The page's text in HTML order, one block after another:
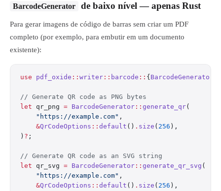
BarcodeGenerator de baixo nível — apenas Rust
Para gerar imagens de código de barras sem criar um PDF
completo (por exemplo, para embutir em um documento
existente):
use pdf_oxide :: writer :: barcode :: { BarcodeGenerator
// Generate QR code as PNG bytes
let qr_png = BarcodeGenerator :: generate_qr(
    "https://example.com"
,
    &
QrCodeOptions :: default () . size ( 256 ),
) ? ;
// Generate QR code as an SVG string
let qr_svg = BarcodeGenerator :: generate_qr_svg (
    "https://example.com"
,
    &
QrCodeOptions :: default () . size ( 256 ),